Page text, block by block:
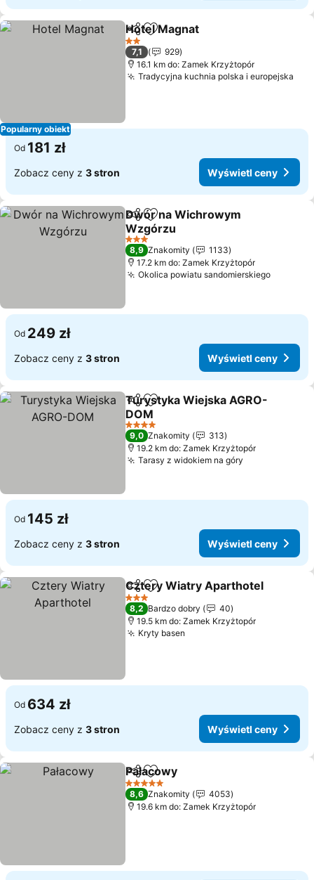
Popularny obiekt
Udostępnij
Dodaj do ulubionych
Hotel Magnat
2 Kategoria
7,1
929
16.1 km do: Zamek Krzyżtopór
Tradycyjna kuchnia polska i europejska
Od 181 zł
Zobacz ceny z 3 stron Wyświetl ceny
Udostępnij
Dodaj do ulubionych
Dwór na Wichrowym
Wzgórzu
3 Kategoria
8,9 Znakomity
1133
17.2 km do: Zamek Krzyżtopór
Okolica powiatu sandomierskiego
Od 249 zł
Zobacz ceny z 3 stron Wyświetl ceny
Udostępnij
Dodaj do ulubionych
Turystyka Wiejska AGRO-
DOM
4 Kategoria
9,0 Znakomity
313
19.2 km do: Zamek Krzyżtopór
Tarasy z widokiem na góry
Od 145 zł
Zobacz ceny z 3 stron Wyświetl ceny
UdostępnijDodaj do ulubionych
Cztery Wiatry Aparthotel
3 Kategoria
8,2 Bardzo dobry
40
19.5 km do: Zamek Krzyżtopór
Kryty basen
Od 634 zł
Zobacz ceny z 3 stron Wyświetl ceny
UdostępnijDodaj do ulubionych
Pałacowy
5 Kategoria
8,6 Znakomity
4053
19.6 km do: Zamek Krzyżtopór